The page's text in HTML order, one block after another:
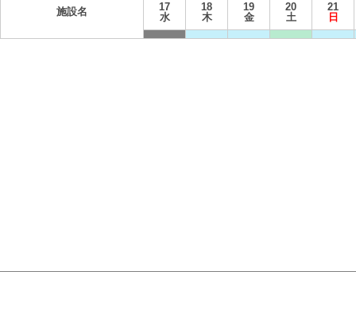
施設名
17
水
18
木
19
金
20
土
21
日